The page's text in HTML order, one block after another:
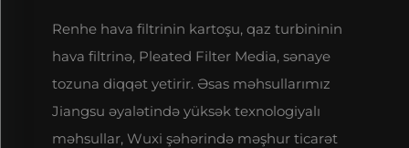
Renhe hava filtrinin kartoşu, qaz turbininin
hava filtrinə, Pleated Filter Media, sənaye
tozuna diqqət yetirir. Əsas məhsullarımız
Jiangsu əyalətində yüksək texnologiyalı
məhsullar, Wuxi şəhərində məşhur ticarət